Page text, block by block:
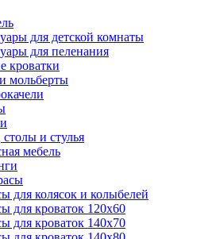
для детской комнаты
для пеленания
кроватки
мольберты
и стулья
мебель
для колясок и колыбелей
для кроваток 120х60
для кроваток 140х70